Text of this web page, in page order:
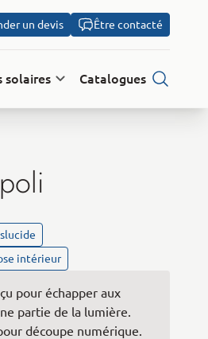
un devis Être contacté
solaires
Catalogues
intérieur
pour échapper aux
partie de la lumière.
découpe numérique.